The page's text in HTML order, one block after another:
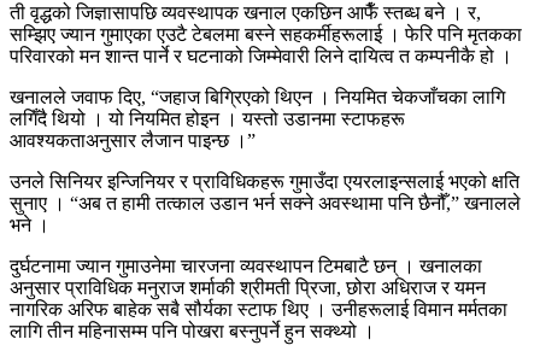
ती वृद्धको जिज्ञासापछि व्यवस्थापक खनाल एकछिन आफैँ स्तब्ध बने । र,
सम्झिए ज्यान गुमाएका एउटै टेबलमा बस्ने सहकर्मीहरूलाई । फेरि पनि मृतकका
परिवारको मन शान्त पार्ने र घटनाको जिम्मेवारी लिने दायित्व त कम्पनीकै हो ।
खनालले जवाफ दिए, “जहाज बिग्रिएको थिएन । नियमित चेकजाँचका लागि
लगिँदै थियो । यो नियमित होइन । यस्तो उडानमा स्टाफहरू
आवश्यकताअनुसार लैजान पाइन्छ ।”
उनले सिनियर इन्जिनियर र प्राविधिकहरू गुमाउँदा एयरलाइन्सलाई भएको क्षति
सुनाए । “अब त हामी तत्काल उडान भर्न सक्ने अवस्थामा पनि छैनौँ,” खनालले
भने ।
दुर्घटनामा ज्यान गुमाउनेमा चारजना व्यवस्थापन टिमबाटै छन् । खनालका
अनुसार प्राविधिक मनुराज शर्माकी श्रीमती प्रिजा, छोरा अधिराज र यमन
नागरिक अरिफ बाहेक सबै सौर्यका स्टाफ थिए । उनीहरूलाई विमान मर्मतका
लागि तीन महिनासम्म पनि पोखरा बस्नुपर्ने हुन सक्थ्यो ।